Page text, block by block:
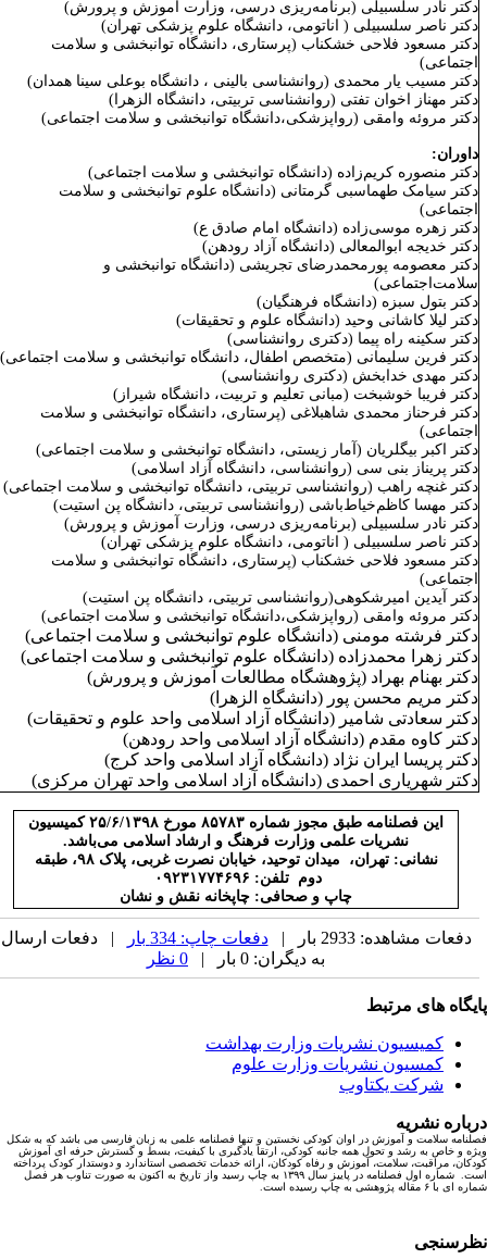
نادر سلسبیلی (برنامه‌ریزی درسی، وزارت آموزش و پرورش)
ناصر سلسبیلی ( اناتومی، دانشگاه علوم پزشکی تهران)
مسعود فلاحی خشکناب (پرستاری، دانشگاه توانبخشی و سلامت
مسیب یار محمدی (روانشناسی بالینی ، دانشگاه بوعلی سینا همدان)
مهناز اخوان تفتی (روانشناسی تربیتی، دانشگاه الزهرا)
مروئه وامقی (رواپزشکی،دانشگاه توانبخشی و سلامت اجتماعی)
منصوره کریم‌زاده (دانشگاه توانبخشی و سلامت اجتماعی)
سیامک طهماسبی گرمتانی (دانشگاه علوم توانبخشی و سلامت
زهره موسی‌زاده (دانشگاه امام صادق ع)
خدیجه ابوالمعالی (دانشگاه آزاد رودهن)
معصومه پورمحمدرضای تجریشی (دانشگاه توانبخشی و
بتول سبزه (دانشگاه فرهنگیان)
لیلا کاشانی وحید (دانشگاه علوم و تحقیقات)
سکینه راه ‌پیما (دکتری روانشناسی)
فرین سلیمانی (متخصص اطفال، دانشگاه توانبخشی و سلامت اجتماعی)
مهدی خدابخش (دکتری روانشناسی)
فریبا خوشبخت (مبانی تعلیم و تربیت، دانشگاه شیراز)
فرحناز محمدی شاهبلاغی (پرستاری، دانشگاه توانبخشی و سلامت
اکبر بیگلریان (آمار زیستی، دانشگاه توانبخشی و سلامت اجتماعی)
پریناز بنی سی (روانشناسی، دانشگاه آزاد اسلامی)
غنچه راهب (روانشناسی تربیتی، دانشگاه توانبخشی و سلامت اجتماعی)
مهسا کاظم‌خیاط‌باشی (روانشناسی تربیتی، دانشگاه پن استیت)
نادر سلسبیلی (برنامه‌ریزی درسی، وزارت آموزش و پرورش)
ناصر سلسبیلی ( اناتومی، دانشگاه علوم پزشکی تهران)
مسعود فلاحی خشکناب (پرستاری، دانشگاه توانبخشی و سلامت
آیدین امیرشکوهی(روانشناسی تربیتی، دانشگاه پن استیت)
مروئه وامقی (رواپزشکی،دانشگاه توانبخشی و سلامت اجتماعی)
فرشته مومنی (دانشگاه علوم توانبخشی و سلامت اجتماعی)
زهرا محمدزاده (دانشگاه علوم توانبخشی و سلامت اجتماعی)
بهنام بهراد (پژوهشگاه مطالعات آموزش و پرورش)
مریم محسن پور (دانشگاه الزهرا)
سعادتی شامیر (دانشگاه آزاد اسلامی واحد علوم و تحقیقات)
کاوه مقدم (دانشگاه آزاد اسلامی واحد رودهن)
پریسا ایران نژاد (دانشگاه آزاد اسلامی واحد کرج)
شهریاری احمدی (دانشگاه آزاد اسلامی واحد تهران مرکزی)
این فصلنامه طبق مجوز شماره ۸۵۷۸۳ مورخ ۲۵/۶/۱۳۹۸ کمیسیون
نشریات علمی وزارت فرهنگ و ارشاد اسلامی می‌باشد.
نشانی: تهران، میدان توحید، خیابان نصرت غربی، پلاک ۹۸، طبقه
دوم تلفن: ۰۹۲۳۱۷۷۴۶۹۶
چاپ و صحافی: چاپخانه نقش و نشان
دفعات مشاهده: 2933 بار | دفعات چاپ: 334 بار
| دفعات ارسال
به دیگران: 0 بار |
های مرتبط
کمیسیون نشریات وزارت بهداشت
کمسیون نشریات وزارت علوم
شرکت یکتاوب
نشریه
سلامت و آموزش در اوان کودکی نخستین و تنها فصلنامه علمی به زبان فارسی می باشد که به شکل
و خاص به رشد و تحول همه جانبه کودکی، ارتقا یادگیری با کیفیت، بسط و گسترش حرفه ای آموزش
مراقبت، سلامت، آموزش و رفاه کودکان، ارائه خدمات تخصصی استاندارد و دوستدار کودک پرداخته
است. شماره اول فصلنامه در پاییز سال ۱۳۹۹ به چاپ رسید واز تاریخ به اکنون به صورت تناوب هر فصل
۶ مقاله پژوهشی به چاپ رسیده است.